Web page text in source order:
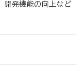
開発機能の向上など